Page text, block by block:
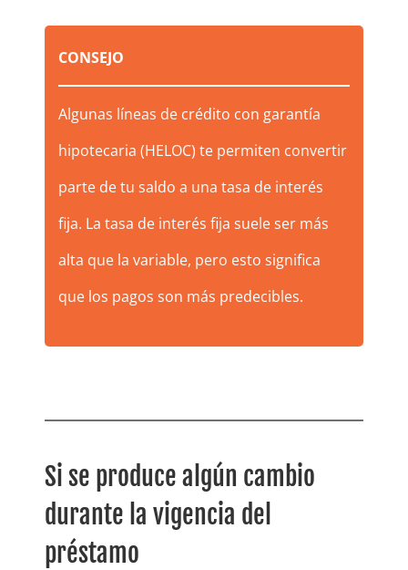
CONSEJO
Algunas líneas de crédito con garantía
hipotecaria (HELOC) te permiten convertir
parte de tu saldo a una tasa de interés
fija. La tasa de interés fija suele ser más
alta que la variable, pero esto significa
que los pagos son más predecibles.
Si se produce algún cambio
durante la vigencia del
préstamo